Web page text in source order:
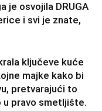
je osvojila DRUGA
i svi je znate,
ključeve kuće
majke kako bi
pretvarajući to
pravo smetljište.